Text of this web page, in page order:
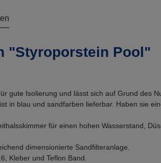
"Styroporstein Pool"
gute Isolierung und lässt sich auf Grund des
in blau und sandfarben lieferbar. Haben sie
für einen hohen Wasserstand,
dimensionierte Sandfilteranlage.
Kleber und Teflon Band.